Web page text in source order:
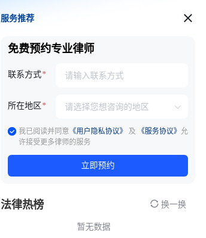
服务推荐
服务推荐
免费预约专业律师
联系方式
所在地区
我已阅读并同意 《用户隐私协议》 及 《服务协议》 允
许接受更多律师的服务
立即预约
法律热榜 换一换
暂无数据